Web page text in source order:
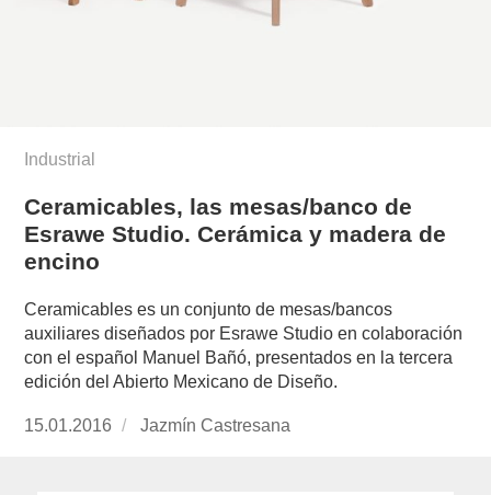
Industrial
Ceramicables, las mesas/banco de
Esrawe Studio. Cerámica y madera de
encino
Ceramicables es un conjunto de mesas/bancos
auxiliares diseñados por Esrawe Studio en colaboración
con el español Manuel Bañó, presentados en la tercera
edición del Abierto Mexicano de Diseño.
Publicado
15.01.2016
https://www.experimenta.es/author/jazmin-
Jazmín Castresana